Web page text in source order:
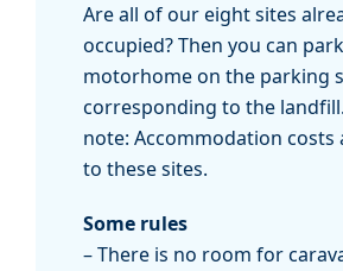
Are all of our eight sites
occupied? Then you can
motorhome on the parking
corresponding to the
note: Accommodation costs
to these sites.
Some rules
– There is no room for